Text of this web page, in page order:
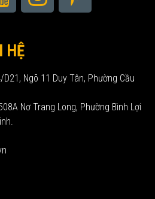
HỆ
Ngõ 11 Duy Tân, Phường Cầu
Nơ Trang Long, Phường Bình Lợi